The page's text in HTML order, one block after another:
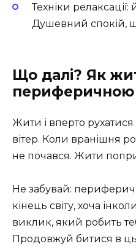
Техніки релаксації:
Душевний спокій,
Що далі? Як
периферичною
Жити і вперто
вітер. Коли вранішня
не почався. Жити попри
Не забувай:
кінець світу, хоча
виклик, який робить
Продовжуй битися в